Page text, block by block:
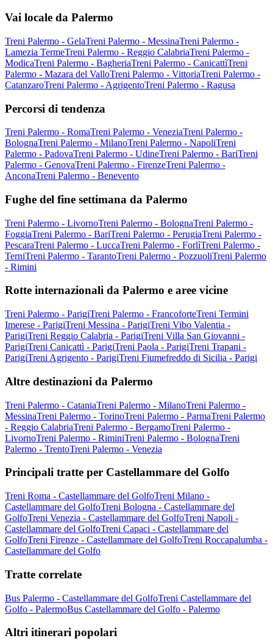
Vai locale da Palermo
Treni Palermo - GelaTreni Palermo - MessinaTreni Palermo -
Lamezia TermeTreni Palermo - Reggio CalabriaTreni Palermo -
ModicaTreni Palermo - BagheriaTreni Palermo - CanicattìTreni
Palermo - Mazara del ValloTreni Palermo - VittoriaTreni Palermo -
CatanzaroTreni Palermo - AgrigentoTreni Palermo - Ragusa
Percorsi di tendenza
Treni Palermo - RomaTreni Palermo - VeneziaTreni Palermo -
BolognaTreni Palermo - MilanoTreni Palermo - NapoliTreni
Palermo - PadovaTreni Palermo - UdineTreni Palermo - BariTreni
Palermo - GenovaTreni Palermo - FirenzeTreni Palermo -
AnconaTreni Palermo - Benevento
Fughe del fine settimana da Palermo
Treni Palermo - LivornoTreni Palermo - BolognaTreni Palermo -
FoggiaTreni Palermo - BariTreni Palermo - PerugiaTreni Palermo -
PescaraTreni Palermo - LuccaTreni Palermo - ForlìTreni Palermo -
TerniTreni Palermo - TarantoTreni Palermo - PozzuoliTreni Palermo
- Rimini
Rotte internazionali da Palermo e aree vicine
Treni Palermo - ParigiTreni Palermo - FrancoforteTreni Termini
Imerese - ParigiTreni Messina - ParigiTreni Vibo Valentia -
ParigiTreni Reggio Calabria - ParigiTreni Villa San Giovanni -
ParigiTreni Canicattì - ParigiTreni Paola - ParigiTreni Trapani -
ParigiTreni Agrigento - ParigiTreni Fiumefreddo di Sicilia - Parigi
Altre destinazioni da Palermo
Treni Palermo - CataniaTreni Palermo - MilanoTreni Palermo -
MessinaTreni Palermo - TorinoTreni Palermo - ParmaTreni Palermo
- Reggio CalabriaTreni Palermo - BergamoTreni Palermo -
LivornoTreni Palermo - RiminiTreni Palermo - BolognaTreni
Palermo - TrentoTreni Palermo - Venezia
Principali tratte per Castellammare del Golfo
Treni Roma - Castellammare del GolfoTreni Milano -
Castellammare del GolfoTreni Bologna - Castellammare del
GolfoTreni Venezia - Castellammare del GolfoTreni Napoli -
Castellammare del GolfoTreni Capaci - Castellammare del
GolfoTreni Firenze - Castellammare del GolfoTreni Roccapalumba -
Castellammare del Golfo
Tratte correlate
Bus Palermo - Castellammare del GolfoTreni Castellammare del
Golfo - PalermoBus Castellammare del Golfo - Palermo
Altri itinerari popolari